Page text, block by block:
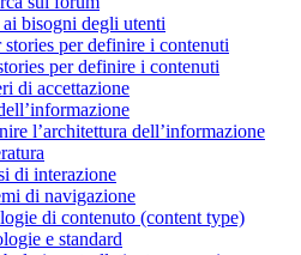
bisogni degli utenti
stories per definire i contenuti
per definire i contenuti
di accettazione
l’architettura dell’informazione
di interazione
di navigazione
di contenuto (content type)
e standard